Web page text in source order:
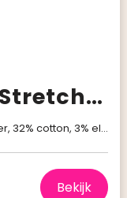
Ladies' 5-Pocket-Stretch-Pants
cotton, 3% elastane
Bekijk